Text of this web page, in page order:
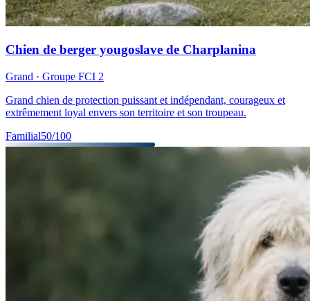
Chien de berger yougoslave de Charplanina
Grand · Groupe FCI 2
Grand chien de protection puissant et indépendant, courageux et
extrêmement loyal envers son territoire et son troupeau.
Familial50/100